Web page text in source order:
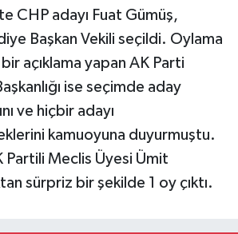
CHP adayı Fuat Gümüş,
Başkan Vekili seçildi. Oylama
açıklama yapan AK Parti
ise seçimde aday
ve hiçbir adayı
kamuoyuna duyurmuştu.
Partili Meclis Üyesi Ümit
sürpriz bir şekilde 1 oy çıktı.